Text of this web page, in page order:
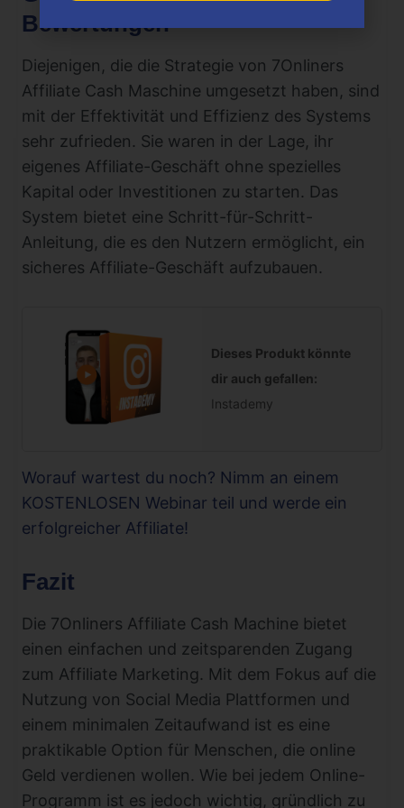
Bewertungen
Diejenigen, die die Strategie von 7Onliners
Affiliate Cash Maschine umgesetzt haben, sind
mit der Effektivität und Effizienz des Systems
sehr zufrieden. Sie waren in der Lage, ihr
eigenes Affiliate-Geschäft ohne spezielles
Kapital oder Investitionen zu starten. Das
System bietet eine Schritt-für-Schritt-
Anleitung, die es den Nutzern ermöglicht, ein
sicheres Affiliate-Geschäft aufzubauen.
Dieses Produkt könnte
dir auch gefallen:
Instademy
Worauf wartest du noch? Nimm an einem
KOSTENLOSEN Webinar teil und werde ein
erfolgreicher Affiliate!
Fazit
Die 7Onliners Affiliate Cash Machine bietet
einen einfachen und zeitsparenden Zugang
zum Affiliate Marketing. Mit dem Fokus auf die
Nutzung von Social Media Plattformen und
einem minimalen Zeitaufwand ist es eine
praktikable Option für Menschen, die online
Geld verdienen wollen. Wie bei jedem Online-
Programm ist es jedoch wichtig, gründlich zu